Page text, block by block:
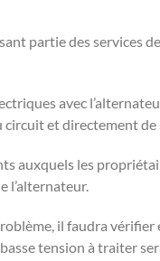
partie des services
avec
circuit et directement
auxquels les
l’alternateur.
il faudra
tension à traiter